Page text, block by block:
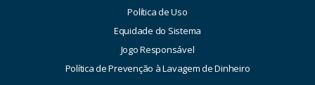
Política de Uso
Equidade do Sistema
Jogo Responsável
Política de Prevenção à Lavagem de Dinheiro